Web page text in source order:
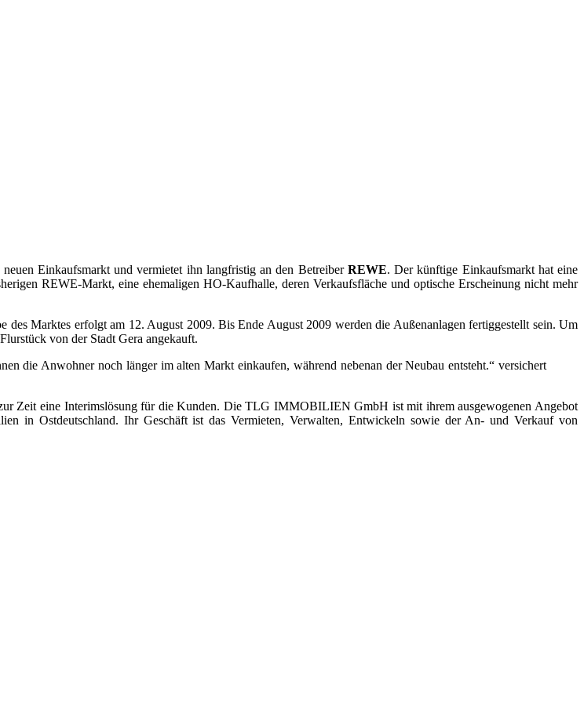
Einkaufsmarkt und vermietet ihn langfristig an den Betreiber REWE. Der künftige Einkaufsmarkt hat eine
REWE-Markt, eine ehemaligen HO-Kaufhalle, deren Verkaufsfläche und optische Erscheinung nicht mehr
Marktes erfolgt am 12. August 2009. Bis Ende August 2009 werden die Außenanlagen fertiggestellt sein. Um
von der Stadt Gera angekauft.
die Anwohner noch länger im alten Markt einkaufen, während nebenan der Neubau entsteht.“ versichert
Zeit eine Interimslösung für die Kunden. Die TLG IMMOBILIEN GmbH ist mit ihrem ausgewogenen Angebot
in Ostdeutschland. Ihr Geschäft ist das Vermieten, Verwalten, Entwickeln sowie der An- und Verkauf von